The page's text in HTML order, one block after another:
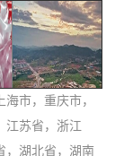
市，重庆市，
江苏省，浙江
，湖北省，湖南